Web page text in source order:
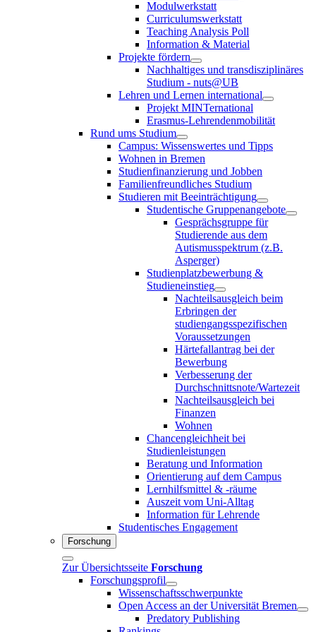
Modulwerkstatt
Curriculumswerkstatt
Teaching Analysis Poll
Information & Material
Projekte fördern
Nachhaltiges und transdisziplinäres
Studium - nuts@UB
Lehren und Lernen international
Projekt MINTernational
Erasmus-Lehrendenmobilität
Rund ums Studium
Campus: Wissenswertes und Tipps
Wohnen in Bremen
Studienfinanzierung und Jobben
Familienfreundliches Studium
Studieren mit Beeinträchtigung
Studentische Gruppenangebote
Gesprächsgruppe für
Studierende aus dem
Autismusspektrum (z.B.
Asperger)
Studienplatzbewerbung &
Studieneinstieg
Nachteilsausgleich beim
Erbringen der
studiengangsspezifischen
Voraussetzungen
Härtefallantrag bei der
Bewerbung
Verbesserung der
Durchschnittsnote/Wartezeit
Nachteilsausgleich bei
Finanzen
Wohnen
Chancengleichheit bei
Studienleistungen
Beratung und Information
Orientierung auf dem Campus
Lernhilfsmittel & -räume
Auszeit vom Uni-Alltag
Information für Lehrende
Studentisches Engagement
Forschung
Zur Übersichtsseite Forschung
Forschungsprofil
Wissenschaftsschwerpunkte
Open Access an der Universität Bremen
Predatory Publishing